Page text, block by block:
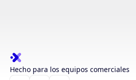
Hecho para los equipos comerciales